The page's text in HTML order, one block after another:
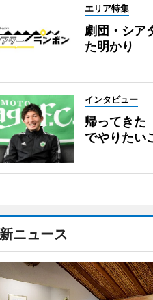
エリア特集
劇団・シア
た明かり
インタビュー
帰ってきた
でやりたい
ニュース